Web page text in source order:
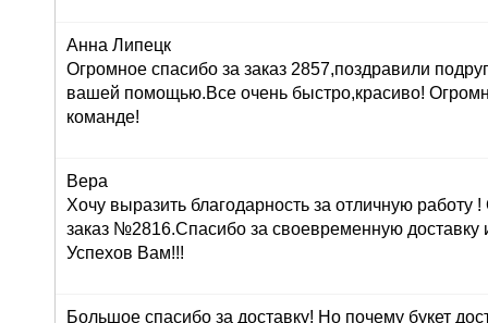
Анна Липецк
Огромное спасибо за заказ 2857,поздравили
вашей помощью.Все очень быстро,красиво!
команде!
Вера
Хочу выразить благодарность за отличную
заказ №2816.Спасибо за своевременную
Успехов Вам!!!
Большое спасибо за доставку! Но почему букет